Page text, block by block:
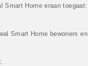
Home eraan
Smart Home bewoners